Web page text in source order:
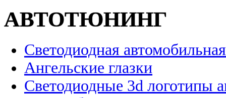
АВТОТЮНИНГ
Светодиодная
Ангельские глазки
Светодиодные 3d логотипы